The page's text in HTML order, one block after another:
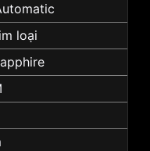
loại